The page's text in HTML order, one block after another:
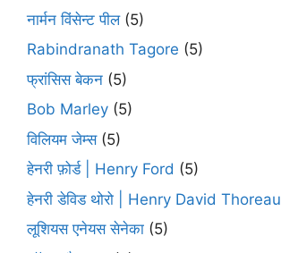
नार्मन विंसेन्ट पील(5)
Rabindranath Tagore (5)
फ्रांसिस बेकन (5)
Bob Marley (5)
विलियम जेम्स(5)
हेनरी फ़ोर्ड | Henry Ford (5)
हेनरी डेविड थोरो | Henry David Thoreau
लूशियस एनेयस सेनेका (5)